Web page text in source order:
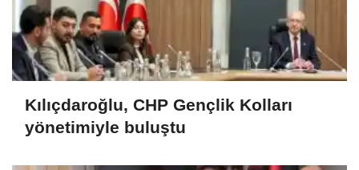
Kılıçdaroğlu, CHP Gençlik Kolları
yönetimiyle buluştu